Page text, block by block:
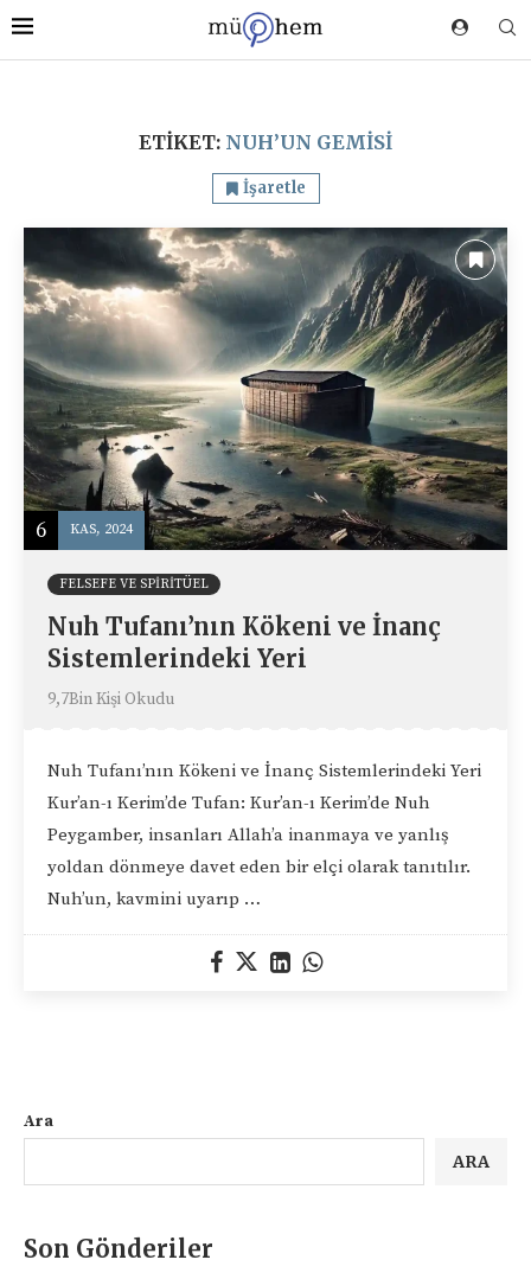
ETIKET: NUH’UN GEMISI
İşaretle
6 KAS, 2024
FELSEFE VE SPIRITÜEL
Nuh Tufanı’nın Kökeni ve İnanç
Sistemlerindeki Yeri
9,7Bin Kişi Okudu
Nuh Tufanı’nın Kökeni ve İnanç Sistemlerindeki Yeri
Kur’an-ı Kerim’de Tufan: Kur’an-ı Kerim’de Nuh
Peygamber, insanları Allah’a inanmaya ve yanlış
yoldan dönmeye davet eden bir elçi olarak tanıtılır.
Nuh’un, kavmini uyarıp …
Ara
ARA
Son Gönderiler